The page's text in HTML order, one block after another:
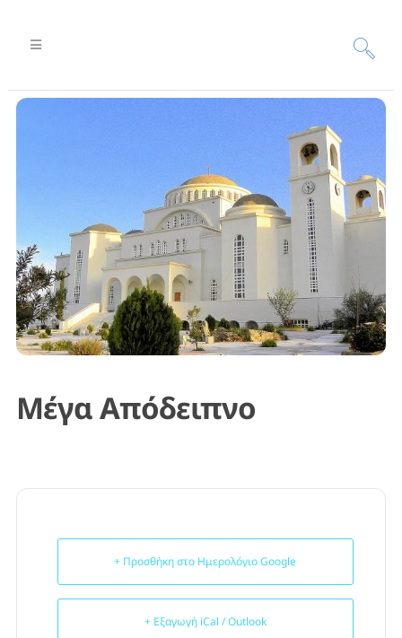
Μέγα Απόδειπνο
+ Προσθήκη στο Ημερολόγιο Google
+ Εξαγωγή iCal / Outlook